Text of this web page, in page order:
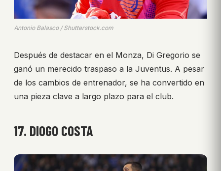
Antonio Balasco / Shutterstock.com
Después de destacar en el Monza, Di Gregorio se
ganó un merecido traspaso a la Juventus. A pesar
de los cambios de entrenador, se ha convertido en
una pieza clave a largo plazo para el club.
17. DIOGO COSTA